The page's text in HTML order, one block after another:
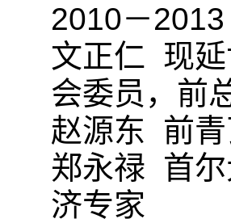
2010－2013
文正仁 现延
会委员，前
赵源东 前青
郑永禄 首尔
济专家